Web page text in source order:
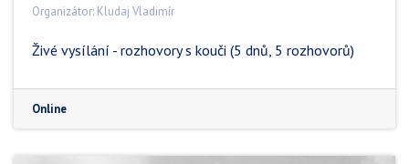
Organizátor: Kludaj Vladimír
Živé vysílání - rozhovory s kouči (5 dnů, 5 rozhovorů)
Online